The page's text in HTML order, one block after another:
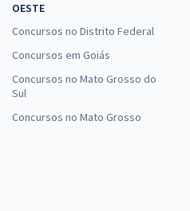
OESTE
Concursos no Distrito Federal
Concursos em Goiás
Concursos no Mato Grosso do
Sul
Concursos no Mato Grosso